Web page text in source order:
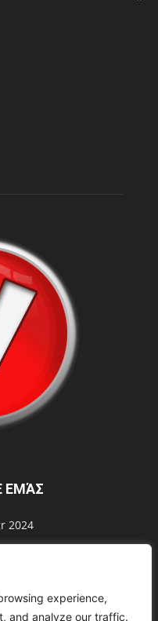
experience,
and analyze our traffic.
ΕΜΆΣ
2024